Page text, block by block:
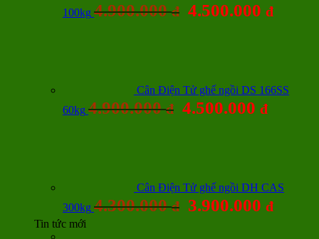
100kg 4.900.000đ 4.500.000 đ
Cân Điện Tử ghế ngồi DS 166SS
60kg 4.900.000đ 4.500.000 đ
Cân Điện Tử ghế ngồi DH CAS
300kg 4.300.000đ 3.900.000 đ
Tin tức mới